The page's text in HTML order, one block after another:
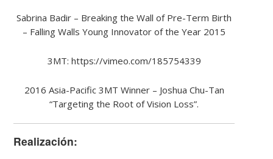
Sabrina Badir – Breaking the Wall of Pre-Term Birth
– Falling Walls Young Innovator of the Year 2015
3MT: https://vimeo.com/185754339
2016 Asia-Pacific 3MT Winner – Joshua Chu-Tan
“Targeting the Root of Vision Loss”.
Realización: